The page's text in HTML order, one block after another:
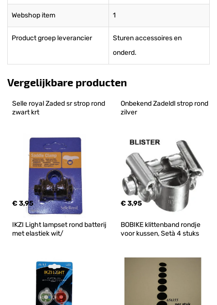
Webshop item 1
Product groep leverancier
Sturen accessoires en
onderd.
Vergelijkbare producten
Selle royal Zaded sr strop rond
zwart krt
€ 3,95
Onbekend Zadeldl strop rond
zilver
€ 3,95
IKZI Light lampset rond batterij
met elastiek wit/
BOBIKE klittenband rondje
voor kussen, Setà 4 stuks